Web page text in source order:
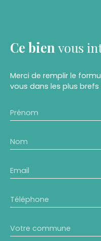
Ce bien vous
Merci de remplir le
vous dans les plus brefs
Prénom
Nom
Email
Téléphone
Votre commune